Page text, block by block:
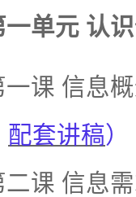
一单元 认
一课 信息
配套讲稿）
二课 信息